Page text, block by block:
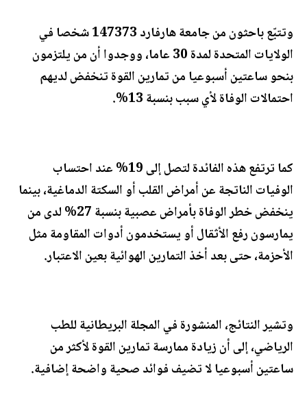
وتتبّع باحثون من جامعة هارفارد 147373 شخصا في
الولايات المتحدة لمدة 30 عاما، ووجدوا أن من يلتزمون
بنحو ساعتين أسبوعيا من تمارين القوة تنخفض لديهم
احتمالات الوفاة لأي سبب بنسبة 13%.
كما ترتفع هذه الفائدة لتصل إلى 19% عند احتساب
الوفيات الناتجة عن أمراض القلب أو السكتة الدماغية، بينما
ينخفض خطر الوفاة بأمراض عصبية بنسبة 27% لدى من
يمارسون رفع الأثقال أو يستخدمون أدوات المقاومة مثل
الأحزمة، حتى بعد أخذ التمارين الهوائية بعين الاعتبار.
وتشير النتائج، المنشورة في المجلة البريطانية للطب
الرياضي، إلى أن زيادة ممارسة تمارين القوة لأكثر من
ساعتين أسبوعيا لا تضيف فوائد صحية واضحة إضافية.